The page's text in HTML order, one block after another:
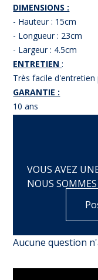
DIMENSIONS :
- Hauteur : 15cm
- Longueur : 23cm
- Largeur : 4.5cm
ENTRETIEN :
Très facile
GARANTIE :
10 ans
VOUS AVEZ
NOUS
Aucune question